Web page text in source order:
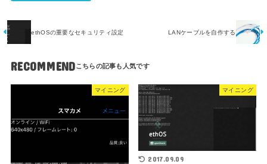
ethOSの重要なセキュリティ設定 LANケーブルを自作する
RECOMMEND
マイニング マイニング
2017.09.09